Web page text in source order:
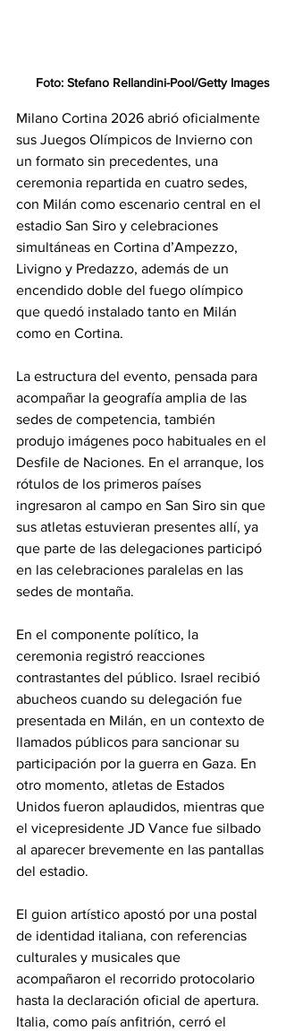
Foto: Stefano Rellandini-Pool/Getty Images
Milano Cortina 2026 abrió oficialmente
sus Juegos Olímpicos de Invierno con
un formato sin precedentes, una
ceremonia repartida en cuatro sedes,
con Milán como escenario central en el
estadio San Siro y celebraciones
simultáneas en Cortina d’Ampezzo,
Livigno y Predazzo, además de un
encendido doble del fuego olímpico
que quedó instalado tanto en Milán
como en Cortina.
La estructura del evento, pensada para
acompañar la geografía amplia de las
sedes de competencia, también
produjo imágenes poco habituales en el
Desfile de Naciones. En el arranque, los
rótulos de los primeros países
ingresaron al campo en San Siro sin que
sus atletas estuvieran presentes allí, ya
que parte de las delegaciones participó
en las celebraciones paralelas en las
sedes de montaña.
En el componente político, la
ceremonia registró reacciones
contrastantes del público. Israel recibió
abucheos cuando su delegación fue
presentada en Milán, en un contexto de
llamados públicos para sancionar su
participación por la guerra en Gaza. En
otro momento, atletas de Estados
Unidos fueron aplaudidos, mientras que
el vicepresidente JD Vance fue silbado
al aparecer brevemente en las pantallas
del estadio.
El guion artístico apostó por una postal
de identidad italiana, con referencias
culturales y musicales que
acompañaron el recorrido protocolario
hasta la declaración oficial de apertura.
Italia, como país anfitrión, cerró el